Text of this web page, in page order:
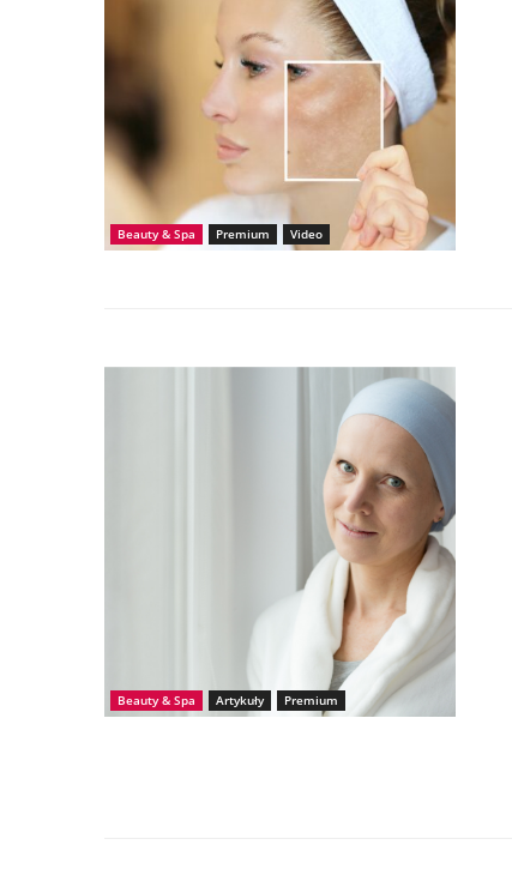
Beauty & Spa Premium Video
Beauty & Spa Artykuły Premium